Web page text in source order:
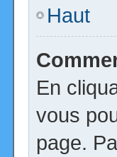
Haut
En
vous
page.